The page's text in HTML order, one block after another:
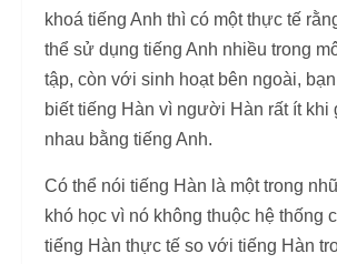
khoá tiếng Anh thì có một thực tế
thể sử dụng tiếng Anh nhiều trong
tập, còn với sinh hoạt bên ngoài,
biết tiếng Hàn vì người Hàn rất ít khi
nhau bằng tiếng Anh.
Có thể nói tiếng Hàn là một trong
khó học vì nó không thuộc hệ thống
tiếng Hàn thực tế so với tiếng Hàn